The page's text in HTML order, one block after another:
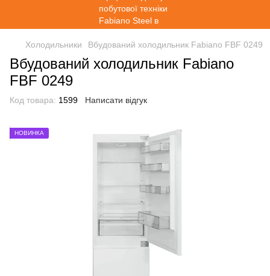
Холодильники Вбудований холодильник Fabiano FBF 0249
Вбудований холодильник Fabiano
FBF 0249
Код товара: 1599 Написати відгук
НОВИНКА